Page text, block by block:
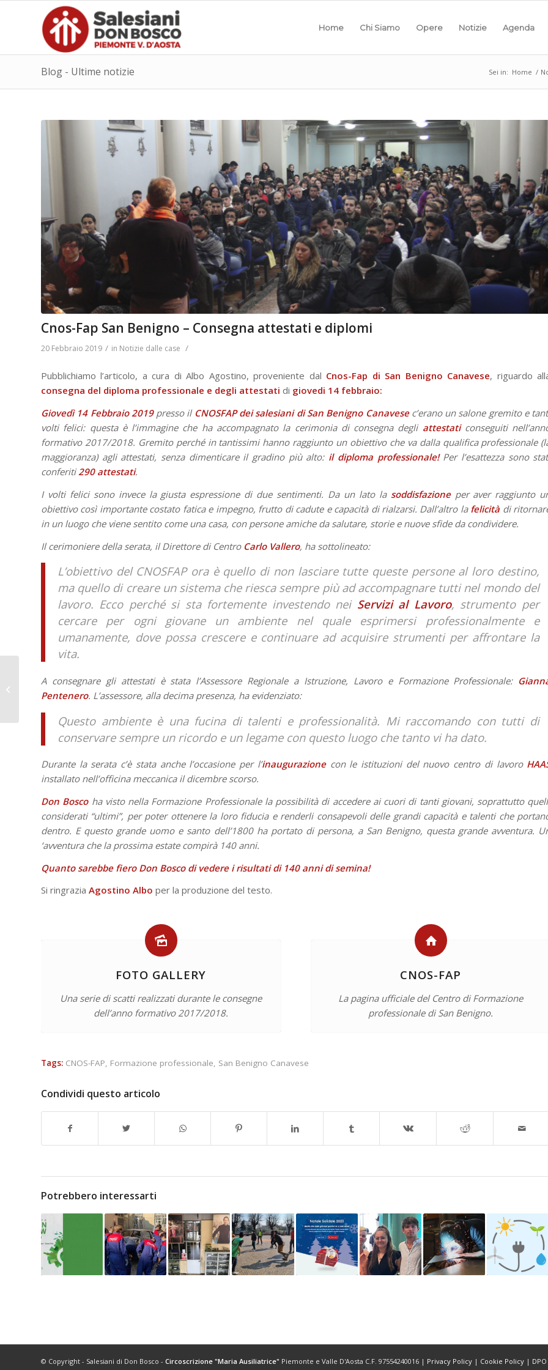
Home Chi Siamo Opere Notizie Agenda
Blog - Ultime notizie Sei in: Home /
Cnos-Fap San Benigno – Consegna attestati e diplomi
20 Febbraio 2019 / in Notizie dalle case /
Pubblichiamo l’articolo, a cura di Albo Agostino, proveniente dal Cnos-Fap di San Benigno Canavese, riguardo
consegna del diploma professionale e degli attestati di giovedi 14 febbraio:
Giovedì 14 Febbraio 2019presso il CNOSFAP dei salesiani di San Benigno Canavesec’erano un salone gremito e
volti felici: questa è l’immagine che ha accompagnato la cerimonia di consegna degli attestaticonseguiti
formativo 2017/2018. Gremito perché in tantissimi hanno raggiunto un obiettivo che va dalla qualifica professionale
maggioranza) agli attestati, senza dimenticare il gradino più alto: il diploma professionale!Per l’esattezza sono
conferiti290 attestati.
I volti felici sono invece la giusta espressione di due sentimenti. Da un lato la soddisfazioneper aver raggiunto
obiettivo così importante costato fatica e impegno, frutto di cadute e capacità di rialzarsi. Dall’altro la felicità di
in un luogo che viene sentito come una casa, con persone amiche da salutare, storie e nuove sfide da condividere.
Il cerimoniere della serata, il Direttore di Centro Carlo Vallero, ha sottolineato:
L’obiettivo del CNOSFAP ora è quello di non lasciare tutte queste persone al loro destino,
ma quello di creare un sistema che riesca sempre più ad accompagnare tutti nel mondo del
lavoro. Ecco perché si sta fortemente investendo nei Servizi al Lavoro, strumento per
cercare per ogni giovane un ambiente nel quale esprimersi professionalmente e
umanamente, dove possa crescere e continuare ad acquisire strumenti per affrontare la
vita.
A consegnare gli attestati è stata l’Assessore Regionale a Istruzione, Lavoro e Formazione Professionale:
Pentenero. L’assessore, alla decima presenza, ha evidenziato:
Questo ambiente è una fucina di talenti e professionalità. Mi raccomando con tutti di
conservare sempre un ricordo e un legame con questo luogo che tanto vi ha dato.
Durante la serata c’è stata anche l’occasione per l’inaugurazionecon le istituzioni del nuovo centro di lavoro
installato nell’officina meccanica il dicembre scorso.
Don Boscoha visto nella Formazione Professionale la possibilità di accedere ai cuori di tanti giovani, soprattutto
considerati “ultimi”, per poter ottenere la loro fiducia e renderli consapevoli delle grandi capacità e talenti che
dentro. E questo grande uomo e santo dell’1800 ha portato di persona, a San Benigno, questa grande avventura.
‘avventura che la prossima estate compirà 140 anni.
Quanto sarebbe fiero Don Bosco di vedere i risultati di 140 anni di semina!
Si ringrazia Agostino Albo per la produzione del testo.
FOTO GALLERY
Una serie di scatti realizzati durante le consegne
dell’anno formativo 2017/2018.
CNOS-FAP
La pagina ufficiale del Centro di Formazione
professionale di San Benigno.
Tags: CNOS-FAP Formazione professionale San Benigno Canavese
Condividi questo articolo
Potrebbero interessarti
© Copyright - Salesiani di Don Bosco - Circoscrizione "Maria Ausiliatrice" Piemonte e Valle D'Aosta C.F. 97554240016 | Privacy Policy | Cookie Policy | DPO
“La cucina degli
avanzi”